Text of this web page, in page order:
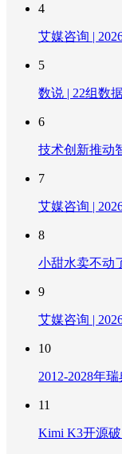
4
艾媒咨询 |
5
数说 | 22组数
6
技术创新推动
7
艾媒咨询 |
8
小甜水卖不动
9
艾媒咨询 |
10
2012-2028年
11
Kimi K3开源